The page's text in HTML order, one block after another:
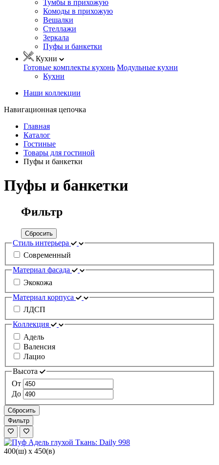
Тумбы в прихожую
Комоды в прихожую
Вешалки
Стеллажи
Зеркала
Пуфы и банкетки
Кухни
Готовые комплекты кухонь Модульные кухни
Кухни
Наши коллекции
Навигационная цепочка
Главная
Каталог
Гостиные
Товары для гостиной
Пуфы и банкетки
Пуфы и банкетки
Фильтр
Сбросить
Стиль интерьера
Современный
Материал фасада
Экокожа
Материал корпуса
ЛДСП
Коллекция
Адель
Валенсия
Лацио
Высота
От
До
Сбросить
Фильтр
400(ш) x 450(в)